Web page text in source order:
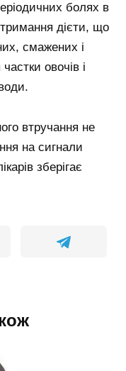
болях в
дієти, що
смажених і
овочів і
втручання не
на сигнали
зберігає